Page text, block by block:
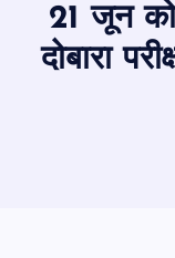
21 जून
दोबारा